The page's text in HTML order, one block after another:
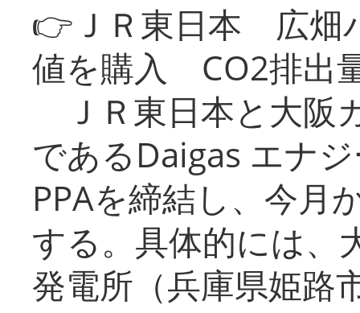
👉ＪＲ東日本 広畑
値を購入 CO2排出
ＪＲ東日本と大阪
であるDaigas エナ
PPAを締結し、今月
する。具体的には、
発電所（兵庫県姫路